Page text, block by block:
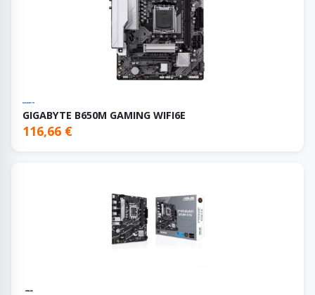
GIGABYTE B650M GAMING WIFI6E
116,66 €